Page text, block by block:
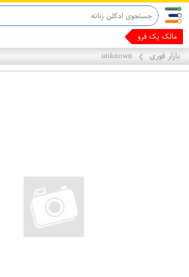
مالک یک فروشگاه با ه
بازار فوری ❯
unknown